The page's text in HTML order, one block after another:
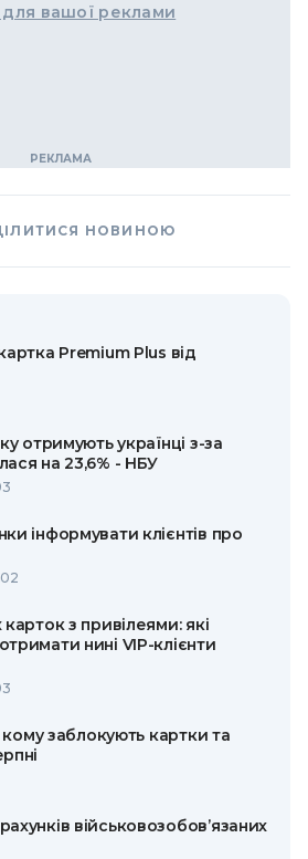
для вашої реклами
НОВИНОЮ
Premium Plus від
отримують українці з-за
на 23,6% - НБУ
інформувати клієнтів про
з привілеями: які
нині VIP-клієнти
кому заблокують картки та
військовозобов’язаних